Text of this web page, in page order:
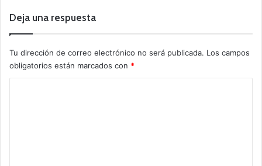
Deja una respuesta
Tu dirección de correo electrónico no será publicada. Los campos
obligatorios están marcados con *